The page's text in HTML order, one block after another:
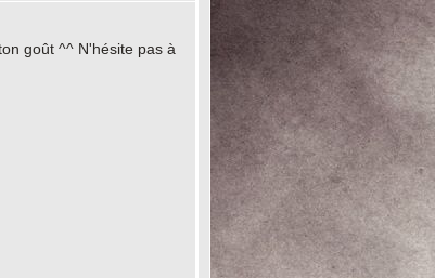
goût ^^ N'hésite pas à